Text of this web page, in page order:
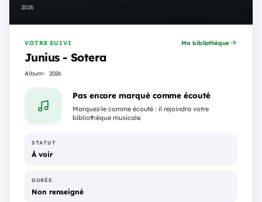
2026
VOTRE SUIVI
Junius - Sotera
Album 2026
Ma bibliothèque
Pas encore marqué comme écouté
Marquez-le comme écouté : il rejoindra votre
bibliothèque musicale.
STATUT
À voir
DURÉE
Non renseigné